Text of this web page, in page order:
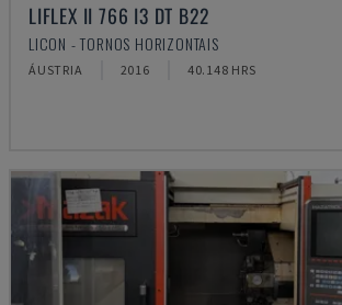
LIFLEX II 766 I3 DT B22
LICON - TORNOS HORIZONTAIS
ÁUSTRIA 2016 40.148 HRS